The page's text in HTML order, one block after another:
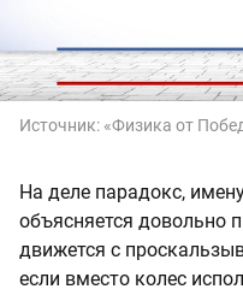
Источник: «Физика от
На деле парадокс,
объясняется довольно
движется с
если вместо колес